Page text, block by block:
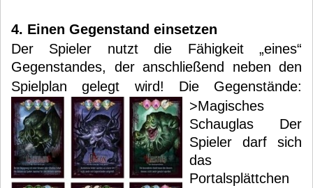
4. Einen Gegenstand einsetzen
Der Spieler nutzt die Fähigkeit „eines“
Gegenstandes, der anschließend neben den
Spielplan gelegt wird! Die Gegenstände:
>Magisches
Schauglas Der
Spieler darf sich
das
Portalsplättchen